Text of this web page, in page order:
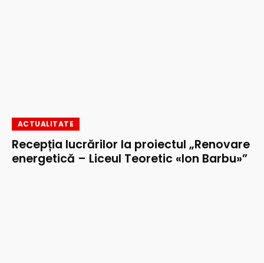
ACTUALITATE
Recepția lucrărilor la proiectul „Renovare
energetică – Liceul Teoretic «Ion Barbu»”